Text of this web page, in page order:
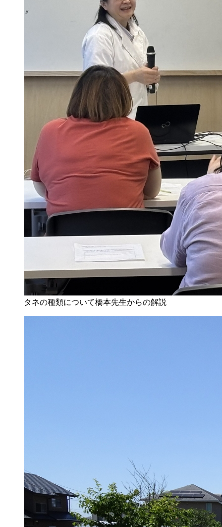
タネの種類について橋本先生からの解説